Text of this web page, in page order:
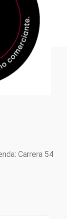
Carrera 54